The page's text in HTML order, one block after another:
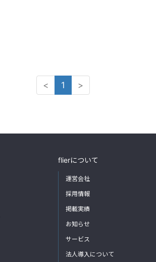
< 1 >
flierについて
運営会社
採用情報
掲載実績
お知らせ
サービス
法人導入について